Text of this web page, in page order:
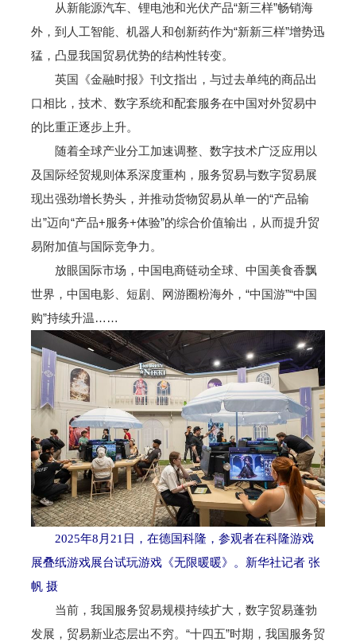
从新能源汽车、锂电池和光伏产品“新三样”畅销海
外，到人工智能、机器人和创新药作为“新新三样”增势迅
猛，凸显我国贸易优势的结构性转变。
英国《金融时报》刊文指出，与过去单纯的商品出
口相比，技术、数字系统和配套服务在中国对外贸易中
的比重正逐步上升。
随着全球产业分工加速调整、数字技术广泛应用以
及国际经贸规则体系深度重构，服务贸易与数字贸易展
现出强劲增长势头，并推动货物贸易从单一的“产品输
出”迈向“产品+服务+体验”的综合价值输出，从而提升贸
易附加值与国际竞争力。
放眼国际市场，中国电商链动全球、中国美食香飘
世界，中国电影、短剧、网游圈粉海外，“中国游”“中国
购”持续升温……
2025年8月21日，在德国科隆，参观者在科隆游戏
展叠纸游戏展台试玩游戏《无限暖暖》。新华社记者 张
帆 摄
当前，我国服务贸易规模持续扩大，数字贸易蓬勃
发展，贸易新业态层出不穷。“十四五”时期，我国服务贸